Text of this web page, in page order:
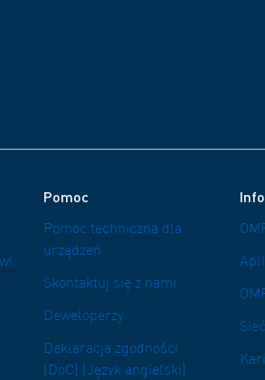
Pomoc
Pomoc techniczna dla
urządzeń
Skontaktuj się z nami
Deweloperzy
Deklaracja zgodności
(DoC) (Język angielski)